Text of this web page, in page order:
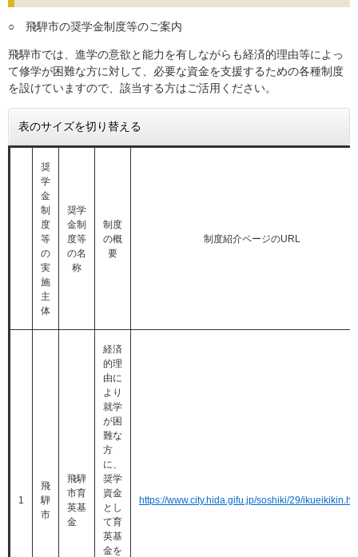
○ 飛騨市の奨学金制度等のご案内
飛騨市では、進学の意欲と能力を有しながらも経済的理由等によっ
て修学が困難な方に対して、必要な資金を支援するための各種制度
を設けていますので、該当する方はご活用ください。
表のサイズを切り替える
奨
学
金
制
度
等
の
実
施
主
体
奨学
金制
度等
の名
称
制度
の概
要
制度紹介ページのURL
1
飛
騨
市
飛騨
市育
英基
金
経済
的理
由に
より
就学
が困
難な
方
に、
奨学
資金
とし
て育
英基
金を
https://www.city.hida.gifu.jp/soshiki/29/